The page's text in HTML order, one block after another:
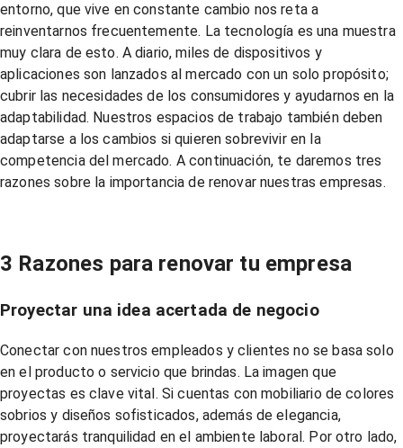
entorno, que vive en constante cambio nos reta a
reinventarnos frecuentemente. La tecnología es una muestra
muy clara de esto. A diario, miles de dispositivos y
aplicaciones son lanzados al mercado con un solo propósito;
cubrir las necesidades de los consumidores y ayudarnos en la
adaptabilidad. Nuestros espacios de trabajo también deben
adaptarse a los cambios si quieren sobrevivir en la
competencia del mercado. A continuación, te daremos tres
razones sobre la importancia de renovar nuestras empresas.
3 Razones para renovar tu empresa
Proyectar una idea acertada de negocio
Conectar con nuestros empleados y clientes no se basa solo
en el producto o servicio que brindas. La imagen que
proyectas es clave vital. Si cuentas con mobiliario de colores
sobrios y diseños sofisticados, además de elegancia,
proyectarás tranquilidad en el ambiente laboral. Por otro lado,